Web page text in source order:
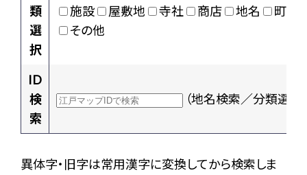
類
選
択
施設 屋敷地 寺社 商店 地名
町村
その他
ID
検
索
（地名検索／分類選択
異体字・旧字は常用漢字に変換してから検索しま